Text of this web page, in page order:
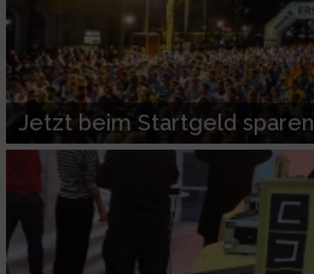
Jetzt beim Startgeld sparen